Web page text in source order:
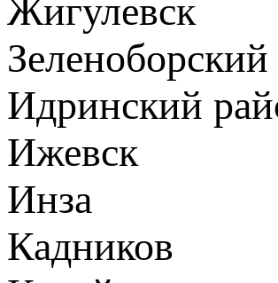
Жигулевск
Зеленоборский
Идринский
Ижевск
Инза
Кадников